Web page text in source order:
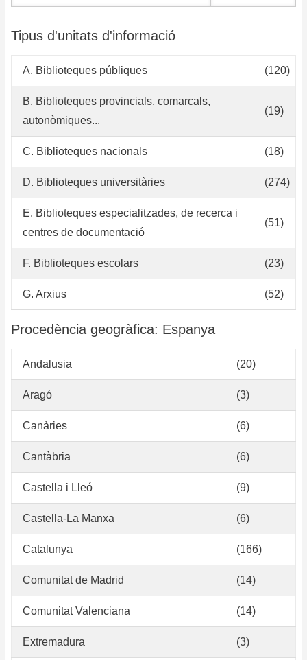
Tipus d'unitats d'informació
A. Biblioteques públiques (120)
B. Biblioteques provincials, comarcals,
autonòmiques...
(19)
C. Biblioteques nacionals (18)
D. Biblioteques universitàries (274)
E. Biblioteques especialitzades, de recerca i
centres de documentació
(51)
F. Biblioteques escolars (23)
G. Arxius (52)
Procedència geogràfica: Espanya
Andalusia (20)
Aragó (3)
Canàries (6)
Cantàbria (6)
Castella i Lleó (9)
Castella-La Manxa (6)
Catalunya (166)
Comunitat de Madrid (14)
Comunitat Valenciana (14)
Extremadura (3)